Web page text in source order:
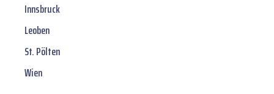
Innsbruck
Leoben
St. Pölten
Wien